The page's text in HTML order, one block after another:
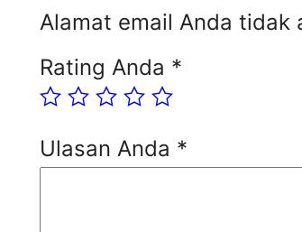
Alamat email Anda tidak
Rating Anda *
Ulasan Anda *